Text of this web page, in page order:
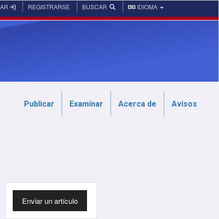
REGISTRARSE BUSCAR IDIOMA
Publicar Examinar Acerca de Avisos
Enviar
unEnviar un artículo